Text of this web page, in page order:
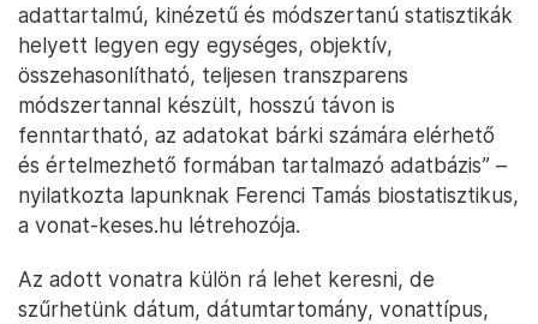
adattartalmú, kinézetű és módszertanú statisztikák
helyett legyen egy egységes, objektív,
összehasonlítható, teljesen transzparens
módszertannal készült, hosszú távon is
fenntartható, az adatokat bárki számára elérhető
és értelmezhető formában tartalmazó adatbázis” –
nyilatkozta lapunknak Ferenci Tamás biostatisztikus,
a vonat-keses.hu létrehozója.
Az adott vonatra külön rá lehet keresni, de
szűrhetünk dátum, dátumtartomány, vonattípus,